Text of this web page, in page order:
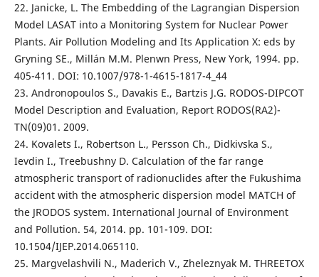
22. Janicke, L. The Embedding of the Lagrangian Dispersion
Model LASAT into a Monitoring System for Nuclear Power
Plants. Air Pollution Modeling and Its Application X: eds by
Gryning SE., Millán M.M. Plenwn Press, New York, 1994. pp.
405-411. DOI: 10.1007/978-1-4615-1817-4_44
23. Andronopoulos S., Davakis E., Bartzis J.G. RODOS-DIPCOT
Model Description and Evaluation, Report RODOS(RA2)-
TN(09)01. 2009.
24. Kovalets I., Robertson L., Persson Ch., Didkivska S.,
Ievdin I., Treebushny D. Calculation of the far range
atmospheric transport of radionuclides after the Fukushima
accident with the atmospheric dispersion model MATCH of
the JRODOS system. International Journal of Environment
and Pollution. 54, 2014. рр. 101-109. DOI:
10.1504/IJEP.2014.065110.
25. Margvelashvili N., Maderich V., Zheleznyak M. THREETOX